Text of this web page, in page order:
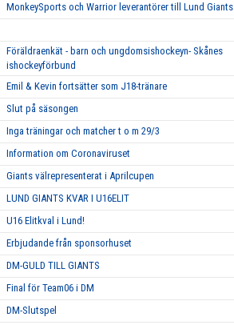
MonkeySports och Warrior leverantörer till Lund Giants
Föräldraenkät - barn och ungdomsishockeyn- Skånes
ishockeyförbund
Emil & Kevin fortsätter som J18-tränare
Slut på säsongen
Inga träningar och matcher t o m 29/3
Information om Coronaviruset
Giants välrepresenterat i Aprilcupen
LUND GIANTS KVAR I U16ELIT
U16 Elitkval i Lund!
Erbjudande från sponsorhuset
DM-GULD TILL GIANTS
Final för Team06 i DM
DM-Slutspel